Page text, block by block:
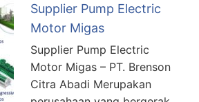
Supplier Pump Electric
Motor Migas
Supplier Pump Electric
Motor Migas – PT. Brenson
Citra Abadi Merupakan